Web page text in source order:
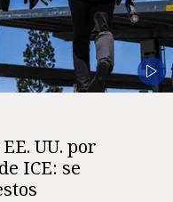
UU. por
ICE: se